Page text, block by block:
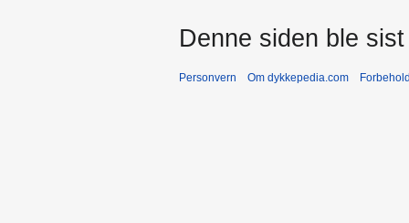
Denne siden ble
Personvern Om dykkepedia.com